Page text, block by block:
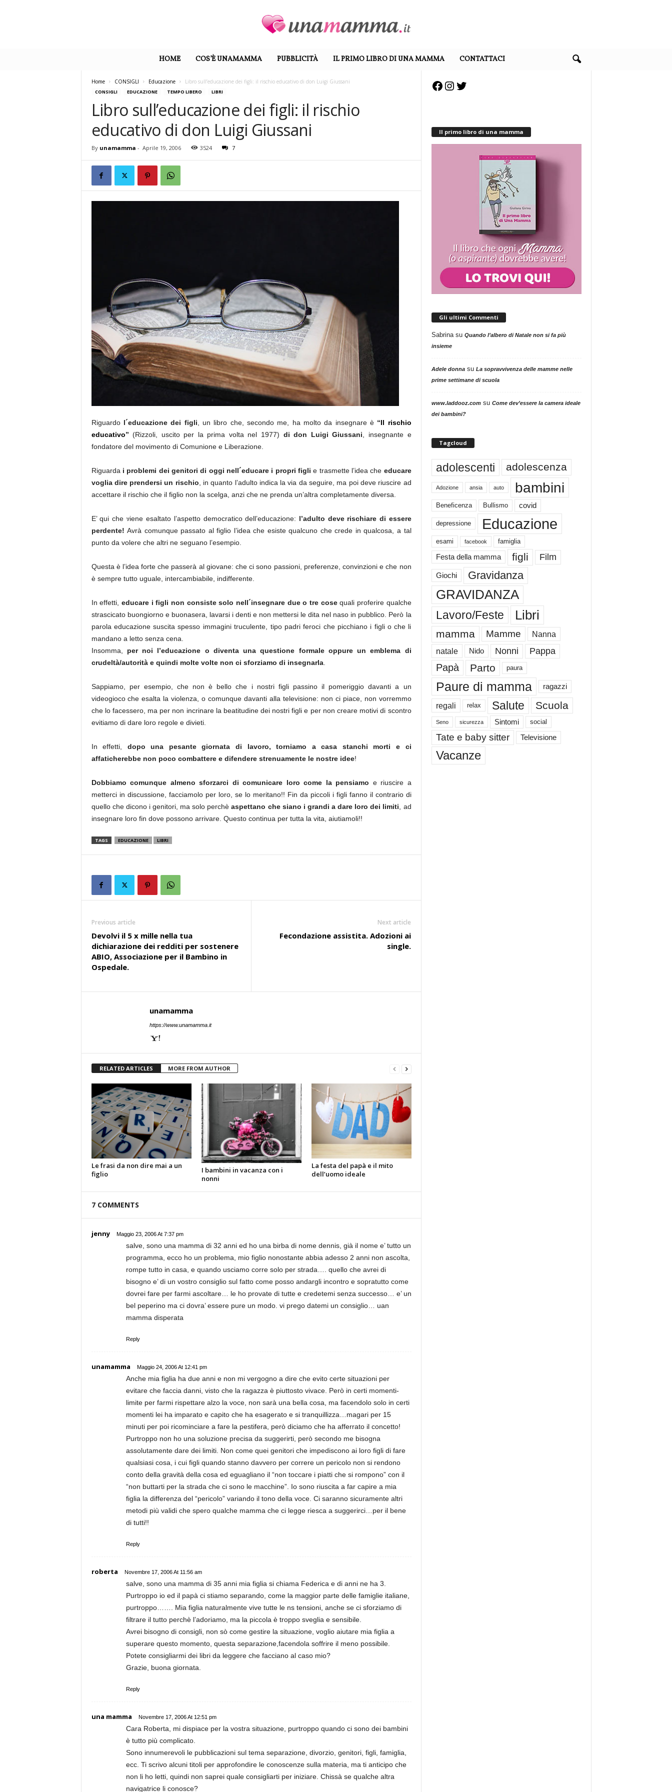
HOME COS’È UNAMAMMA PUBBLICITÀ IL PRIMO LIBRO DI UNA MAMMA CONTATTACI
Home CONSIGLI Educazione Libro sull’educazione dei figli: il rischio educativo di don Luigi Giussani
CONSIGLI EDUCAZIONE TEMPO LIBERO LIBRI
Libro sull’educazione dei figli: il rischio
educativo di don Luigi Giussani
By unamamma - Aprile 19, 2006 3524 7
Riguardo l´educazione dei figli , un libro che, secondo me, ha molto da insegnare è “Il rischio
educativo” (Rizzoli, uscito per la prima volta nel 1977) di don Luigi Giussani , insegnante e
fondatore del movimento di Comunione e Liberazione.
Riguarda i problemi dei genitori di oggi nell´educare i propri figli e trasmette l’idea che educare
voglia dire prendersi un rischio , in quanto l’adulto indica la via da seguire, ma poi deve riuscire ad
accettare il rischio che il figlio non la scelga, anzi che ne prenda un’altra completamente diversa.
E’ qui che viene esaltato l’aspetto democratico dell’educazione: l’adulto deve rischiare di essere
perdente!Avrà comunque passato al figlio l’idea che esiste qualcuno che crede in qualcosa, a tal
punto da volere che altri ne seguano l’esempio.
Questa è l’idea forte che passerà al giovane: che ci sono passioni, preferenze, convinzioni e che non
è sempre tutto uguale, intercambiabile, indifferente.
In effetti, educare i figli non consiste solo nell´insegnare due o tre cosequali proferire qualche
strascicato buongiorno e buonasera, lavarsi i denti e non mettersi le dita nel naso in pubblico. Però la
parola educazione suscita spesso immagini truculente, tipo padri feroci che picchiano i figli o che li
mandano a letto senza cena.
Insomma, per noi l’educazione o diventa una questione formale oppure un emblema di
crudeltà/autorità e quindi molte volte non ci sforziamo di insegnarla.
Sappiamo, per esempio, che non è bello che i nostri figli passino il pomeriggio davanti a un
videogioco che esalta la violenza, o comunque davanti alla televisione: non ci piace, non vorremmo
che lo facessero, ma per non incrinare la beatitudine dei nostri figli e per non creare motivi di scontro
evitiamo di dare loro regole e divieti.
In effetti, dopo una pesante giornata di lavoro, torniamo a casa stanchi morti e ci
affaticherebbe non poco combattere e difendere strenuamente le nostre idee!
Dobbiamo comunque almeno sforzarci di comunicare loro come la pensiamo e riuscire a
metterci in discussione, facciamolo per loro, se lo meritano!! Fin da piccoli i figli fanno il contrario di
quello che dicono i genitori, ma solo perchèaspettano che siano i grandi a dare loro dei limiti , ad
insegnare loro fin dove possono arrivare. Questo continua per tutta la vita, aiutiamoli!!
TAGS EDUCAZIONE LIBRI
Previous article
Devolvi il 5 x mille nella tua
dichiarazione dei redditi per sostenere
ABIO, Associazione per il Bambino in
Ospedale.
Next article
Fecondazione assistita. Adozioni ai
single.
unamamma
https://www.unamamma.it
RELATED ARTICLES MORE FROM AUTHOR
Le frasi da non dire mai a un
figlio
I bambini in vacanza con i
nonni
La festa del papà e il mito
dell’uomo ideale
7 COMMENTS
jenny Maggio 23, 2006 At 7:37 pm
salve, sono una mamma di 32 anni ed ho una birba di nome dennis, già il nome e’ tutto un
programma, ecco ho un problema, mio figlio nonostante abbia adesso 2 anni non ascolta,
rompe tutto in casa, e quando usciamo corre solo per strada…. quello che avrei di
bisogno e’ di un vostro consiglio sul fatto come posso andargli incontro e sopratutto come
dovrei fare per farmi ascoltare… le ho provate di tutte e credetemi senza successo… e’ un
bel peperino ma ci dovra’ essere pure un modo. vi prego datemi un consiglio… uan
mamma disperata
Reply
unamamma Maggio 24, 2006 At 12:41 pm
Anche mia figlia ha due anni e non mi vergogno a dire che evito certe situazioni per
evitare che faccia danni, visto che la ragazza è piuttosto vivace. Però in certi momenti-
limite per farmi rispettare alzo la voce, non sarà una bella cosa, ma facendolo solo in certi
momenti lei ha imparato e capito che ha esagerato e si tranquillizza…magari per 15
minuti per poi ricominciare a fare la pestifera, però diciamo che ha afferrato il concetto!
Purtroppo non ho una soluzione precisa da suggerirti, però secondo me bisogna
assolutamente dare dei limiti. Non come quei genitori che impediscono ai loro figli di fare
qualsiasi cosa, i cui figli quando stanno davvero per correre un pericolo non si rendono
conto della gravità della cosa ed eguagliano il “non toccare i piatti che si rompono” con il
“non buttarti per la strada che ci sono le macchine”. Io sono riuscita a far capire a mia
figlia la differenza del “pericolo” variando il tono della voce. Ci saranno sicuramente altri
metodi più validi che spero qualche mamma che ci legge riesca a suggerirci…per il bene
di tutti!!
Reply
roberta Novembre 17, 2006 At 11:56 am
salve, sono una mamma di 35 anni mia figlia si chiama Federica e di anni ne ha 3.
Purtroppo io ed il papà ci stiamo separando, come la maggior parte delle famiglie italiane,
purtroppo……. Mia figlia naturalmente vive tutte le ns tensioni, anche se ci sforziamo di
filtrare il tutto perchè l’adoriamo, ma la piccola è troppo sveglia e sensibile.
Avrei bisogno di consigli, non sò come gestire la situazione, voglio aiutare mia figlia a
superare questo momento, questa separazione,facendola soffrire il meno possibile.
Potete consigliarmi dei libri da leggere che facciano al caso mio?
Grazie, buona giornata.
Reply
una mamma Novembre 17, 2006 At 12:51 pm
Cara Roberta, mi dispiace per la vostra situazione, purtroppo quando ci sono dei bambini
è tutto più complicato.
Sono innumerevoli le pubblicazioni sul tema separazione, divorzio, genitori, figli, famiglia,
ecc. Ti scrivo alcuni titoli per approfondire le conoscenze sulla materia, ma ti anticipo che
non li ho letti, quindi non saprei quale consigliarti per iniziare. Chissà se qualche altra
navigatrice li conosce?
Facebook
Instagram
Twitter
Il primo libro di una mamma
Gli ultimi Commenti
Sabrinasu Quando l’albero di Natale non si fa più
insieme
Adele donnasu La sopravvivenza delle mamme nelle
prime settimane di scuola
www.laddooz.comsu Come dev’essere la camera ideale
dei bambini?
Tagcloud
adolescenti adolescenza
Adozione ansia auto bambini
Beneficenza Bullismo covid
depressione Educazione
esami facebook famiglia
Festa della mamma figli Film
Giochi Gravidanza
GRAVIDANZA
Lavoro/Feste Libri
mamma Mamme
Nanna
natale
Nido Nonni Pappa
Papà Parto paura
Paure di mamma ragazzi
regali relax Salute Scuola
Seno sicurezza Sintomi social
Tate e baby sitter Televisione
Vacanze